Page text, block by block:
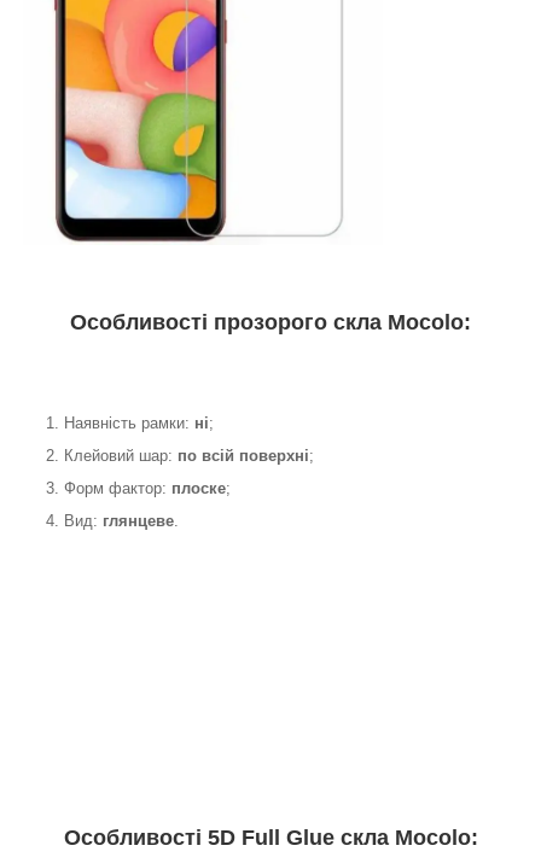
Особливості прозорого скла Mocolo:
1. Наявність рамки: ні;
2. Клейовий шар: по всій поверхні;
3. Форм фактор: плоске;
4. Вид: глянцеве.
Особливості 5D Full Glue скла Mocolo: